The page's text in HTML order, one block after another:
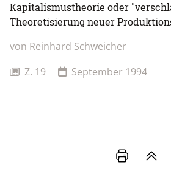
Kapitalismustheorie oder
Theoretisierung neuer
von Reinhard Schweicher
Z. 19
September 1994